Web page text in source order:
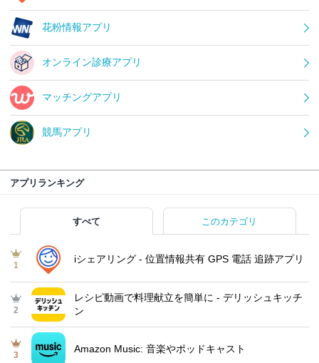
花粉情報アプリ
オンライン診療アプリ
マッチングアプリ
競馬アプリ
アプリランキング
すべて このカテゴリ
1
iシェアリング - 位置情報共有 GPS 電話 追跡アプリ
2
レシピ動画で料理献立を簡単‪に - デリッシュキッチ
ン
3
Amazon Music: 音楽やポッドキャスト